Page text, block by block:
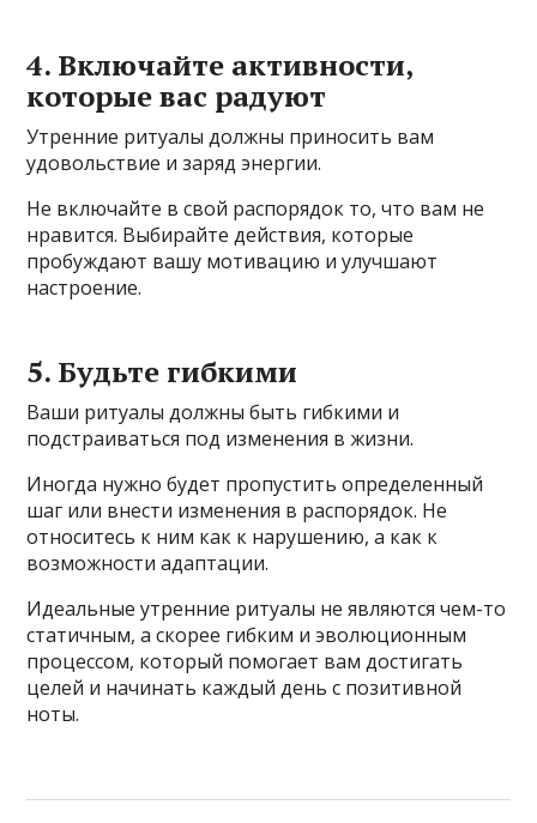
4. Включайте активности,
которые вас радуют
Утренние ритуалы должны приносить вам
удовольствие и заряд энергии.
Не включайте в свой распорядок то, что вам не
нравится. Выбирайте действия, которые
пробуждают вашу мотивацию и улучшают
настроение.
5. Будьте гибкими
Ваши ритуалы должны быть гибкими и
подстраиваться под изменения в жизни.
Иногда нужно будет пропустить определенный
шаг или внести изменения в распорядок. Не
относитесь к ним как к нарушению, а как к
возможности адаптации.
Идеальные утренние ритуалы не являются чем-то
статичным, а скорее гибким и эволюционным
процессом, который помогает вам достигать
целей и начинать каждый день с позитивной
ноты.